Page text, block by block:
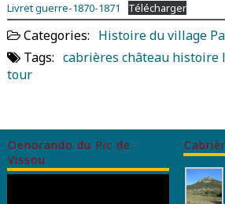
Livret guerre-1870-1871 Télécharger
Categories: Histoire du village
Tags: cabrières château histoire
tour
Oenorando du Pic de
Vissou